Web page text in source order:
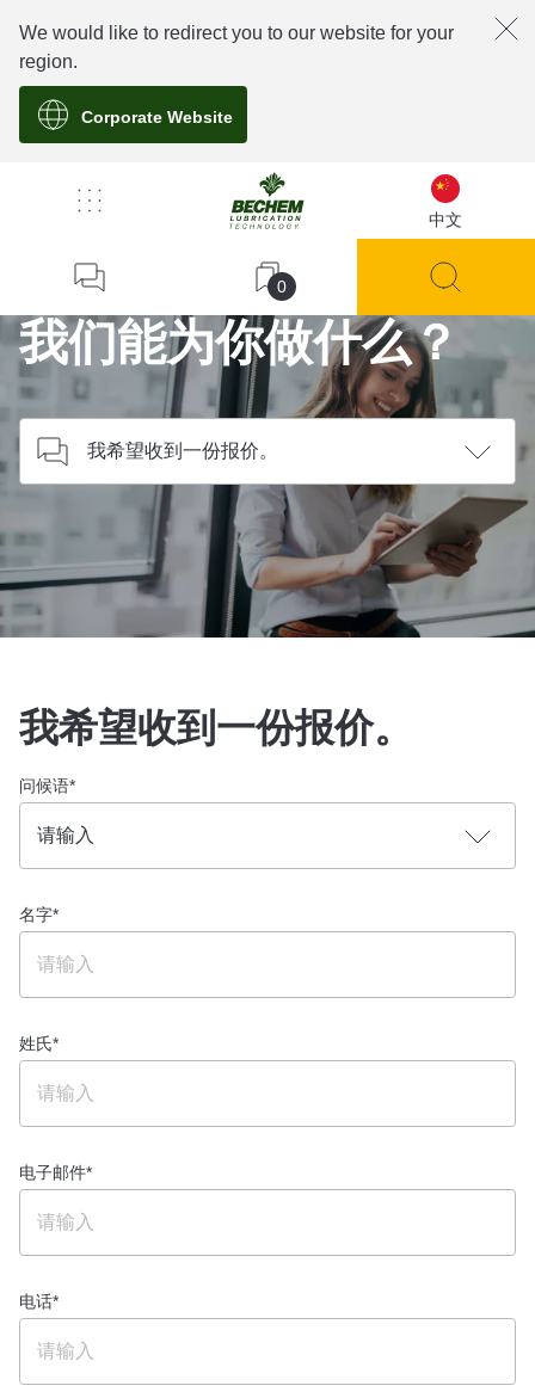
中文
0
We would like to redirect you to our website for your
region.
Corporate Website
联系我们
我们能为你做什么？
我希望收到一份报价。
问候语*
名字*
姓氏*
电子邮件*
电话*